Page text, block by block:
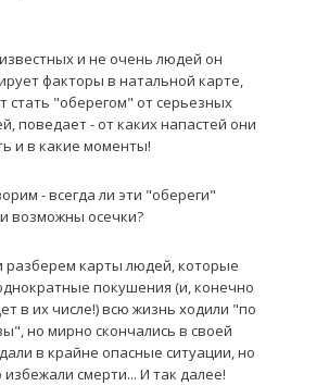
и не очень людей он
факторы в натальной карте,
стать "оберегом" от серьезных
поведает - от каких напастей они
и в какие моменты!
- всегда ли эти "обереги"
возможны осечки?
разберем карты людей, которые
покушения (и, конечно
в их числе!) всю жизнь ходили "по
но мирно скончались в своей
в крайне опасные ситуации, но
избежали смерти... И так далее!